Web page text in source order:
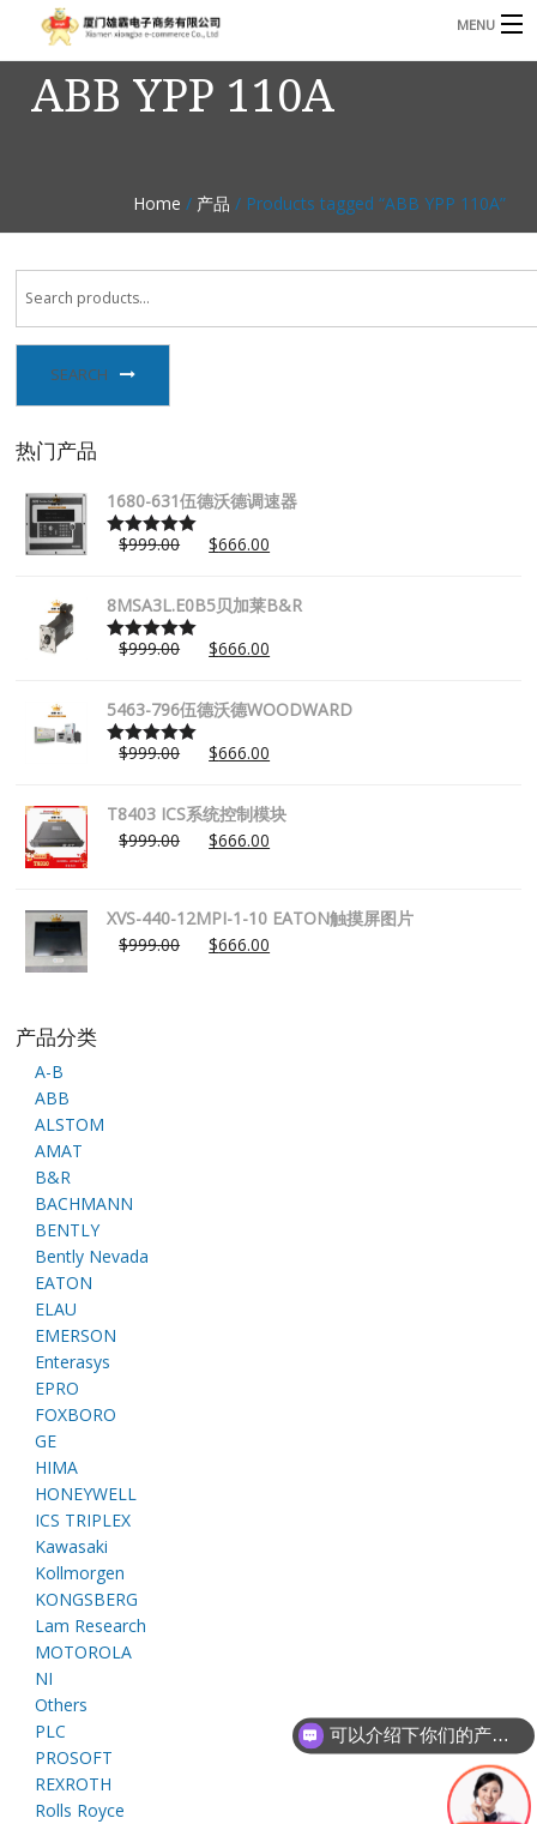
MENU
3221366881@qq.com Phone: +86 17750010683
关于我们
ABB YPP 110A
Home / 产品 / Products tagged “ABB YPP 110A”
SEARCH
热门产品
1680-631伍德沃德调速器
Rated5.00
$999.00 $666.00
8MSA3L.E0B5贝加莱B&R
Rated5.00
$999.00 $666.00
5463-796伍德沃德WOODWARD
Rated5.00
$999.00 $666.00
T8403 ICS系统控制模块
$999.00 $666.00
XVS-440-12MPI-1-10 EATON触摸屏图片
$999.00 $666.00
产品分类
A-B
ABB
ALSTOM
AMAT
B&R
BACHMANN
BENTLY
Bently Nevada
EATON
ELAU
EMERSON
Enterasys
EPRO
FOXBORO
GE
HIMA
HONEYWELL
ICS TRIPLEX
Kawasaki
Kollmorgen
KONGSBERG
Lam Research
MOTOROLA
NI
Others
PLC
PROSOFT
REXROTH
Rolls Royce
可以介绍下你们的产品么